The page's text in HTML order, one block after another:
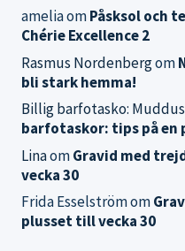
ameliaomPåsksol och
Chérie Excellence 2
Rasmus Nordenbergom
bli stark hemma!
Billig barfotasko:
barfotaskor: tips på en
LinaomGravid med
vecka 30
Frida Esselströmom
plusset till vecka 30